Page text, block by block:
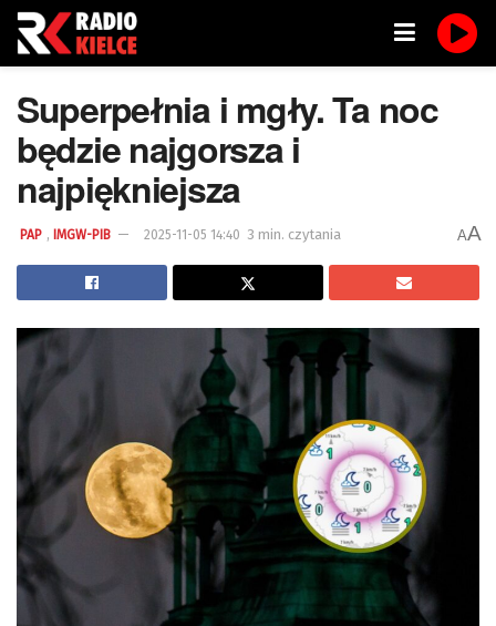
Superpełnia i mgły. Ta noc
będzie najgorsza i
najpiękniejsza
PAP , IMGW-PIB 2025-11-05 14:40 3 min. czytania AA